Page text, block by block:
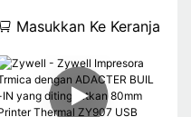
USB+WIFI
Masukkan Ke Keranjang